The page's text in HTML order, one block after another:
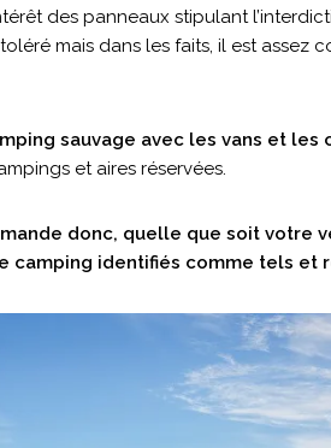
des panneaux stipulant
mais dans les faits, il est assez
sauvage avec les vans et les
et aires réservées.
donc, quelle que soit votre
camping identifiés comme tels et